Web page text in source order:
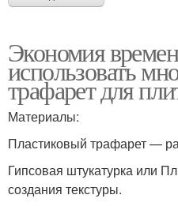
Экономия
использовать
трафарет для
Материалы:
Пластиковый трафарет —
Гипсовая штукатурка или
создания текстуры.